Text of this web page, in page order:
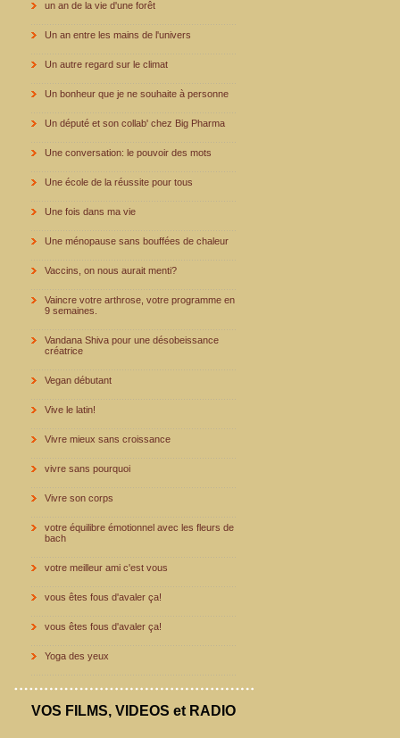
un an de la vie d'une forêt
Un an entre les mains de l'univers
Un autre regard sur le climat
Un bonheur que je ne souhaite à personne
Un député et son collab' chez Big Pharma
Une conversation: le pouvoir des mots
Une école de la réussite pour tous
Une fois dans ma vie
Une ménopause sans bouffées de chaleur
Vaccins, on nous aurait menti?
Vaincre votre arthrose, votre programme en
9 semaines.
Vandana Shiva pour une désobeissance
créatrice
Vegan débutant
Vive le latin!
Vivre mieux sans croissance
vivre sans pourquoi
Vivre son corps
votre équilibre émotionnel avec les fleurs de
bach
votre meilleur ami c'est vous
vous êtes fous d'avaler ça!
vous êtes fous d'avaler ça!
Yoga des yeux
VOS FILMS, VIDEOS et RADIO